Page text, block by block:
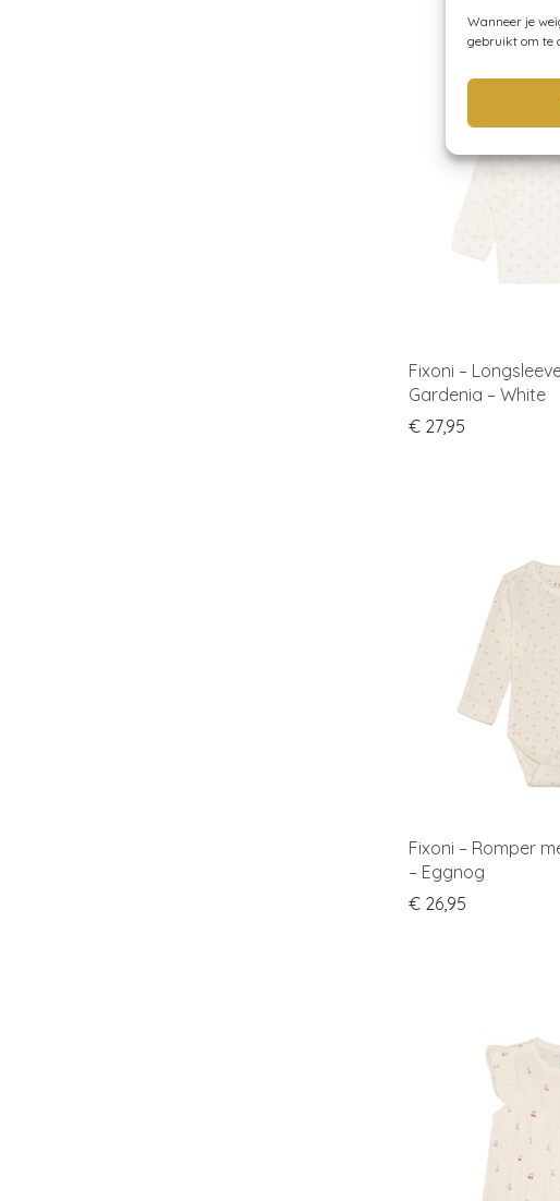
Wanneer je
gebruikt om te
Fixoni –
Gardenia – White
€27,95
Fixoni – Romper
– Eggnog
€26,95